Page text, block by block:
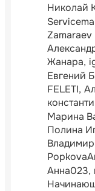
Николай
Жанара
Евгений
FELETI
Марина
Полина
Анна023